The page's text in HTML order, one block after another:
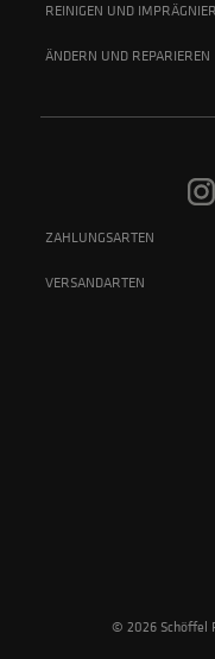
REINIGEN UND
ÄNDERN UND REPARIEREN
ZAHLUNGSARTEN
VERSANDARTEN
© 2026 Schöffel